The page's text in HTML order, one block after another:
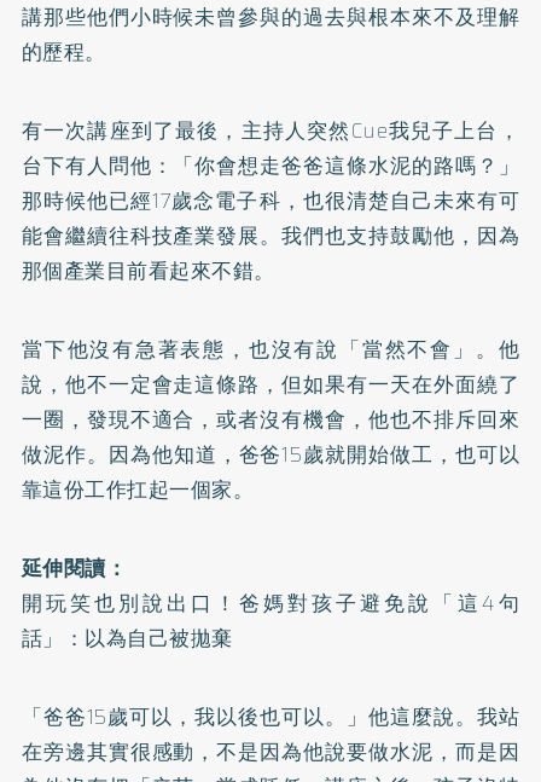
講那些他們小時候未曾參與的過去與根本來不及理解
的歷程。
有一次講座到了最後，主持人突然Cue我兒子上台，
台下有人問他：「你會想走爸爸這條水泥的路嗎？」
那時候他已經17歲念電子科，也很清楚自己未來有可
能會繼續往科技產業發展。我們也支持鼓勵他，因為
那個產業目前看起來不錯。
當下他沒有急著表態，也沒有說「當然不會」。他
說，他不一定會走這條路，但如果有一天在外面繞了
一圈，發現不適合，或者沒有機會，他也不排斥回來
做泥作。因為他知道，爸爸15歲就開始做工，也可以
靠這份工作扛起一個家。
延伸閱讀：
開玩笑也別說出口！爸媽對孩子避免說「這4句
話」：以為自己被拋棄
「爸爸15歲可以，我以後也可以。」他這麼說。我站
在旁邊其實很感動，不是因為他說要做水泥，而是因